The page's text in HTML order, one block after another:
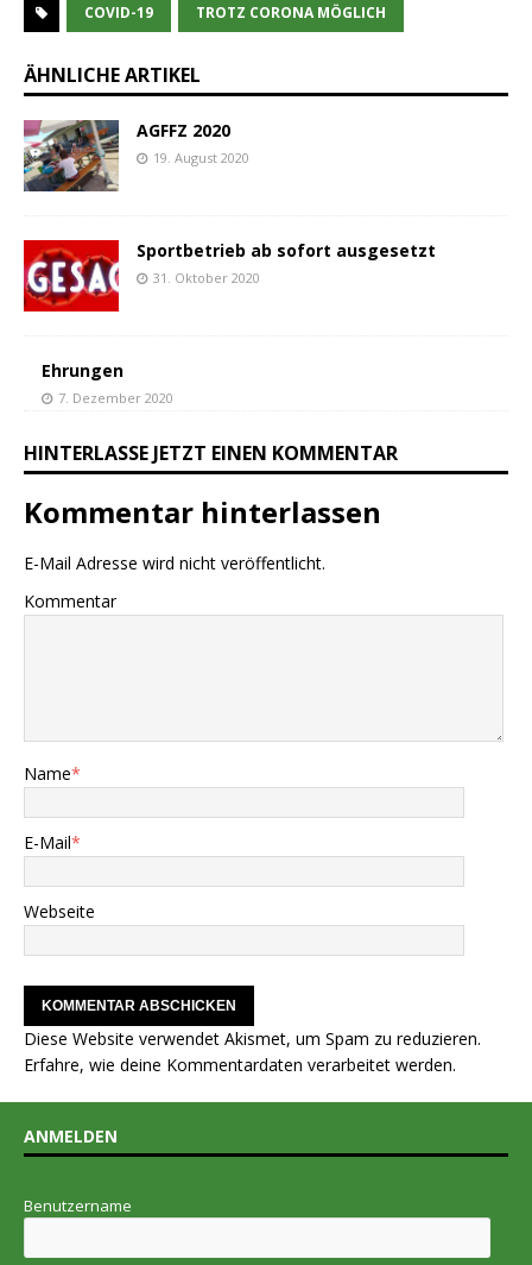
COVID-19 TROTZ CORONA MÖGLICH
ÄHNLICHE ARTIKEL
AGFFZ 2020
19. August 2020
Sportbetrieb ab sofort ausgesetzt
31. Oktober 2020
Ehrungen
7. Dezember 2020
HINTERLASSE JETZT EINEN KOMMENTAR
Kommentar hinterlassen
E-Mail Adresse wird nicht veröffentlicht.
Kommentar
Name*
E-Mail*
Webseite
Diese Website verwendet Akismet, um Spam zu reduzieren.
Erfahre, wie deine Kommentardaten verarbeitet werden.
ANMELDEN
Benutzername